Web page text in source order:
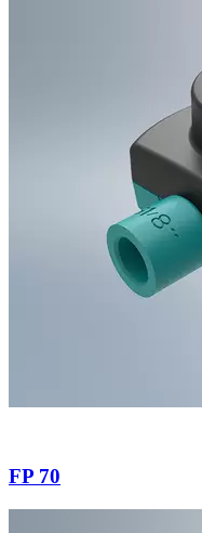
FP 70